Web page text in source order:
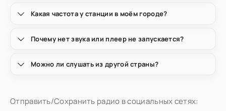
Какая частота у станции в моём городе?
Почему нет звука или плеер не запускается?
Можно ли слушать из другой страны?
Отправить/Сохранить радио в социальных сетях: